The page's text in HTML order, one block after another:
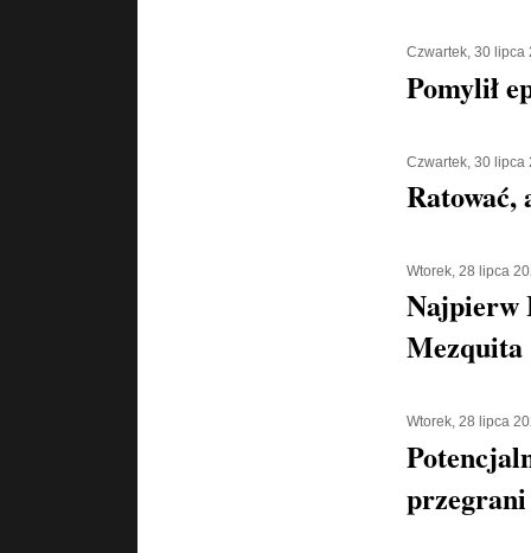
Czwartek, 30 lipca
Pomylił
Czwartek, 30 lipca
Ratować,
Wtorek, 28 lipca
Najpierw
Wtorek, 28 lipca
przegrani